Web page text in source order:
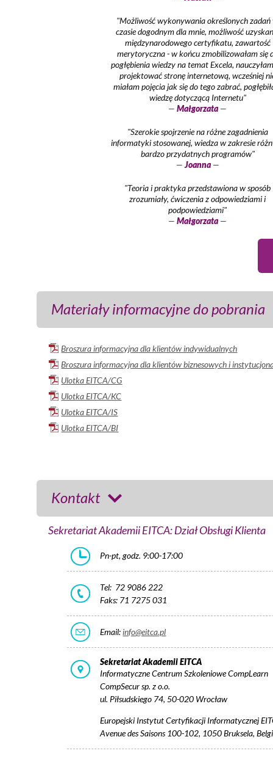
"Możliwość wykonywania określonych zadań
czasie dogodnym dla mnie, możliwość
międzynarodowego certyfikatu, zawartość
merytoryczna - w końcu zmobilizowałam się
pogłębienia wiedzy na temat Excela,
projektować stronę internetową, wcześniej
miałam pojęcia jak się do tego zabrać,
wiedzę dotyczącą Internetu"
—Małgorzata —
"Szerokie spojrzenie na różne zagadnienia
informatyki stosowanej, wiedza w zakresie
bardzo przydatnych programów"
—Joanna —
"Teoria i praktyka przedstawiona w sposób
zrozumiały, ćwiczenia z odpowiedziami i
podpowiedziami"
—Małgorzata —
Materiały informacyjne do pobrania
Broszura informacyjna dla klientów indywidualnych
Broszura informacyjna dla klientów biznesowych i
Ulotka EITCA/CG
Ulotka EITCA/KC
Ulotka EITCA/IS
Ulotka EITCA/BI
Kontakt
Sekretariat Akademii EITCA: Dział Obsługi Klienta
Pn-pt, godz. 9:00-17:00
Tel: 72 9086 222
Faks: 71 7275 031
Email:info@eitca.pl
Sekretariat Akademii EITCA
Informatyczne Centrum Szkoleniowe CompLearn
CompSecur sp. z o.o.
ul. Piłsudskiego 74, 50-020 Wrocław
Europejski Instytut Certyfikacji Informatycznej
Avenue des Saisons 100-102, 1050 Bruksela,